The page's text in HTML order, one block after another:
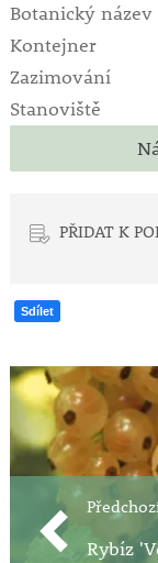
Botanický název
Kontejner
Zazimování
Stanoviště
PŘIDAT K
Sdílet
Rybíz